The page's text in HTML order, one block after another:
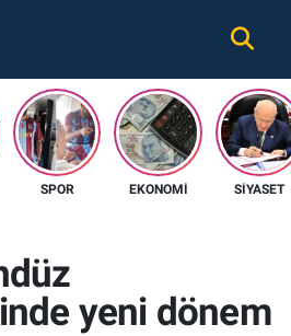
SPOR EKONOMI SIYASET
yeni dönem
ve Fikstür